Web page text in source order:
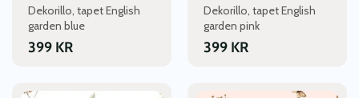
Dekorillo, tapet English
garden blue
399 KR
Dekorillo, tapet English
garden pink
399 KR